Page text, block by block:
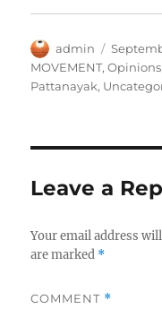
Author
admin
Posted
on
MOVEMENT,Opinions,
Pattanayak,
Leave a
Your email address
are marked *
COMMENT *